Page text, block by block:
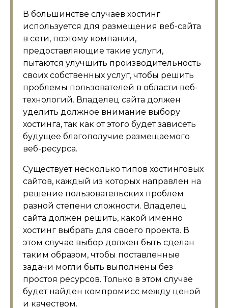
В большинстве случаев хостинг
используется для размещения веб-сайта
в сети, поэтому компании,
предоставляющие такие услуги,
пытаются улучшить производительность
своих собственных услуг, чтобы решить
проблемы пользователей в области веб-
технологий. Владелец сайта должен
уделить должное внимание выбору
хостинга, так как от этого будет зависеть
будущее благополучие размещаемого
веб-ресурса.
Существует несколько типов хостинговых
сайтов, каждый из которых направлен на
решение пользовательских проблем
разной степени сложности. Владелец
сайта должен решить, какой именно
хостинг выбрать для своего проекта. В
этом случае выбор должен быть сделан
таким образом, чтобы поставленные
задачи могли быть выполнены без
простоя ресурсов. Только в этом случае
будет найден компромисс между ценой
и качеством.